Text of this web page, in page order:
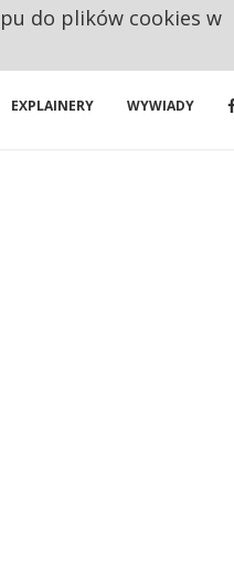
EXPLAINERY WYWIADY
do plików cookies w